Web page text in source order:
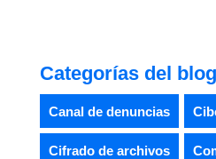
Categorías del blog
Canal de denuncias
Cifrado de archivos